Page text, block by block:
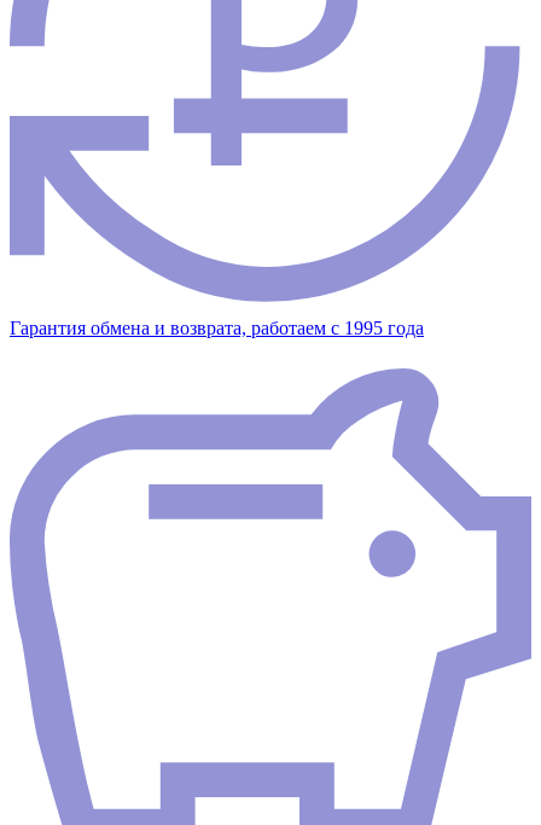
Гарантия обмена и возврата, работаем с 1995 года